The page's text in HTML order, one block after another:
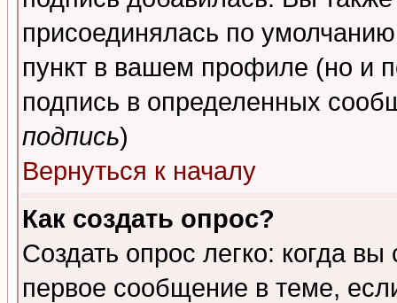
присоединялась по
пункт в вашем профиле (но и
подпись в определенных
подпись)
Вернуться к началу
Как создать опрос?
Создать опрос легко: когда
первое сообщение в теме,